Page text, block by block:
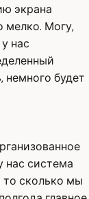
экрана
мелко. Могу,
нас
немного будет
нас система
то сколько мы